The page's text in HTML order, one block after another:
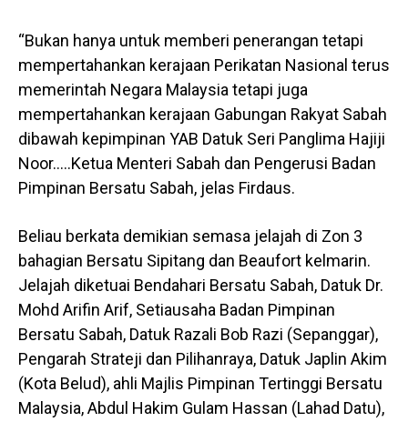
“Bukan hanya untuk memberi penerangan tetapi
mempertahankan kerajaan Perikatan Nasional terus
memerintah Negara Malaysia tetapi juga
mempertahankan kerajaan Gabungan Rakyat Sabah
dibawah kepimpinan YAB Datuk Seri Panglima Hajiji
Noor…..Ketua Menteri Sabah dan Pengerusi Badan
Pimpinan Bersatu Sabah, jelas Firdaus.
Beliau berkata demikian semasa jelajah di Zon 3
bahagian Bersatu Sipitang dan Beaufort kelmarin.
Jelajah diketuai Bendahari Bersatu Sabah, Datuk Dr.
Mohd Arifin Arif, Setiausaha Badan Pimpinan
Bersatu Sabah, Datuk Razali Bob Razi (Sepanggar),
Pengarah Strateji dan Pilihanraya, Datuk Japlin Akim
(Kota Belud), ahli Majlis Pimpinan Tertinggi Bersatu
Malaysia, Abdul Hakim Gulam Hassan (Lahad Datu),